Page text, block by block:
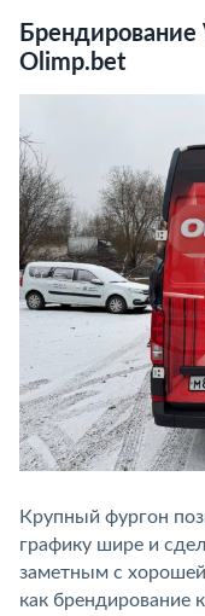
Olimp.bet
Крупный фургон
графику шире и
заметным с
как брендирование